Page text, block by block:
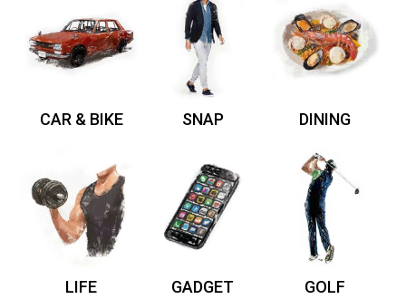
CAR & BIKE SNAP DINING
LIFE GADGET GOLF